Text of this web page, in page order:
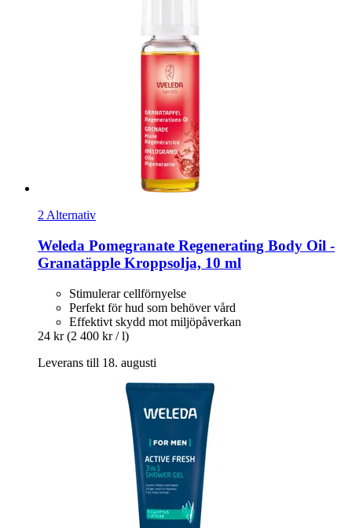
2 Alternativ
Weleda Pomegranate Regenerating Body Oil -​
Granatäpple Kroppsolja, 10 ml
Stimulerar cellförnyelse
Perfekt för hud som behöver vård
Effektivt skydd mot miljöpåverkan
24 kr (2 400 kr / l)
Leverans till 18. augusti